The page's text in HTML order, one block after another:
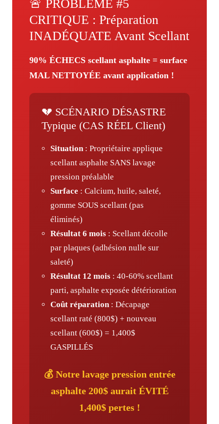
🚨 PROBLÈME #5
CRITIQUE : Préparation
INADÉQUATE Avant Scellant
90% ÉCHECS scellant asphalte = surface
MAL NETTOYÉE avant application !
💔 SCÉNARIO DÉSASTRE
Typique (CAS RÉEL Client)
Situation: Propriétaire applique
scellant asphalte SANS lavage
pression préalable
Surface : Calcium, huile, saleté,
gomme SOUS scellant (pas
éliminés)
Résultat 6 mois : Scellant décolle
par plaques (adhésion nulle sur
saleté)
Résultat 12 mois : 40-60% scellant
parti, asphalte exposée détérioration
Coût réparation: Décapage
scellant raté (800$) + nouveau
scellant (600$) = 1,400$
GASPILLÉS
💰 Notre lavage pression entrée
asphalte 200$ aurait ÉVITÉ
1,400$ pertes !